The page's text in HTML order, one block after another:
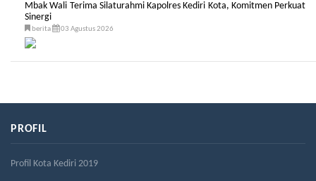
Mbak Wali Terima Silaturahmi Kapolres Kediri Kota, Komitmen Perkuat
Sinergi
berita 03 Agustus 2026
PROFIL
Profil Kota Kediri 2019